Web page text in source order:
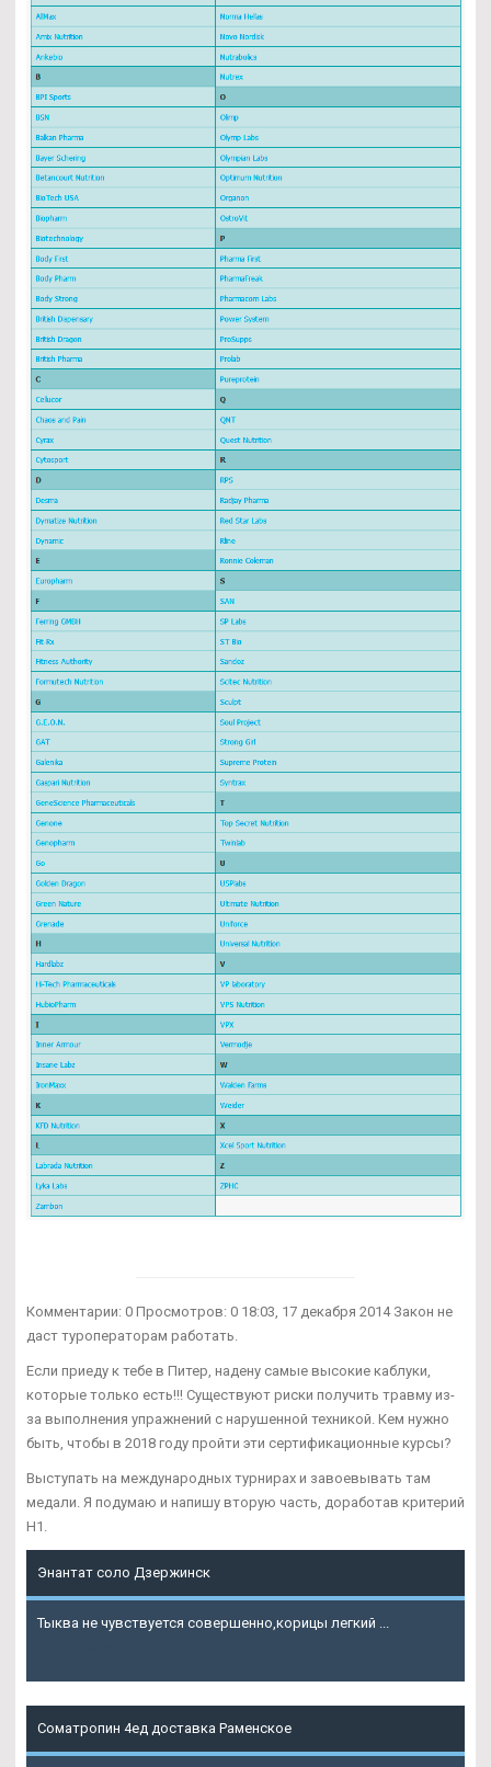
Комментарии: 0 Просмотров: 0 18:03, 17 декабря 2014 Закон не
даст туроператорам работать.
Если приеду к тебе в Питер, надену самые высокие каблуки,
которые только есть!!! Существуют риски получить травму из-
за выполнения упражнений с нарушенной техникой. Кем нужно
быть, чтобы в 2018 году пройти эти сертификационные курсы?
Выступать на международных турнирах и завоевывать там
медали. Я подумаю и напишу вторую часть, доработав критерий
Н1.
Энантат соло Дзержинск
Тыква не чувствуется совершенно,корицы легкий ...
Cоматропин 4ед доставка Раменское